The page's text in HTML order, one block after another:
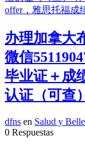
办理加拿大
微信
毕业证＋成
认证（可查
dfns en Salud y
0 Respuestas